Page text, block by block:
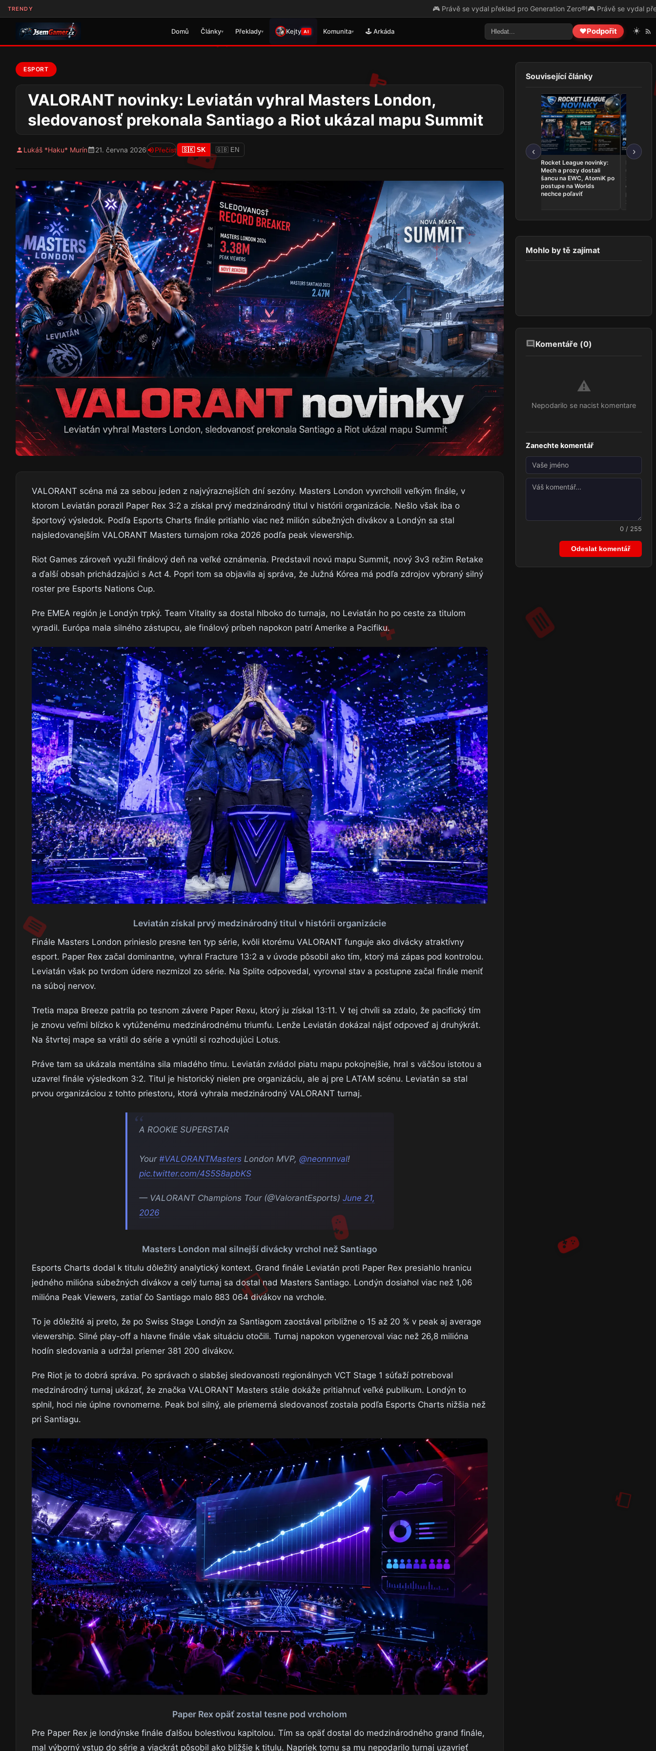
TRENDY 🎮 Právě se vydal překlad pro Generation Zero®!🎮 Právě se vydal překlad pro The Skin Stapler!🎮
Domů Články▾ Překlady▾ Kejty AI Komunita▾ 🕹️ Arkáda ❤️Podpořit ☀️
ESPORT
VALORANT novinky: Leviatán vyhral Masters London,
sledovanosť prekonala Santiago a Riot ukázal mapu Summit
Lukáš *Haku* Murín 21. června 2026 Přečíst 🇸🇰 SK 🇬🇧 EN
VALORANT scéna má za sebou jeden z najvýraznejších dní sezóny. Masters London vyvrcholil veľkým finále, v
ktorom Leviatán porazil Paper Rex 3:2 a získal prvý medzinárodný titul v histórii organizácie. Nešlo však iba o
športový výsledok. Podľa Esports Charts finále pritiahlo viac než milión súbežných divákov a Londýn sa stal
najsledovanejším VALORANT Masters turnajom roka 2026 podľa peak viewership.
Riot Games zároveň využil finálový deň na veľké oznámenia. Predstavil novú mapu Summit, nový 3v3 režim Retake
a ďalší obsah prichádzajúci s Act 4. Popri tom sa objavila aj správa, že Južná Kórea má podľa zdrojov vybraný silný
roster pre Esports Nations Cup.
Pre EMEA región je Londýn trpký. Team Vitality sa dostal hlboko do turnaja, no Leviatán ho po ceste za titulom
vyradil. Európa mala silného zástupcu, ale finálový príbeh napokon patrí Amerike a Pacifiku.
Leviatán získal prvý medzinárodný titul v histórii organizácie
Finále Masters London prinieslo presne ten typ série, kvôli ktorému VALORANT funguje ako divácky atraktívny
esport. Paper Rex začal dominantne, vyhral Fracture 13:2 a v úvode pôsobil ako tím, ktorý má zápas pod kontrolou.
Leviatán však po tvrdom údere nezmizol zo série. Na Splite odpovedal, vyrovnal stav a postupne začal finále meniť
na súboj nervov.
Tretia mapa Breeze patrila po tesnom závere Paper Rexu, ktorý ju získal 13:11. V tej chvíli sa zdalo, že pacifický tím
je znovu veľmi blízko k vytúženému medzinárodnému triumfu. Lenže Leviatán dokázal nájsť odpoveď aj druhýkrát.
Na štvrtej mape sa vrátil do série a vynútil si rozhodujúci Lotus.
Práve tam sa ukázala mentálna sila mladého tímu. Leviatán zvládol piatu mapu pokojnejšie, hral s väčšou istotou a
uzavrel finále výsledkom 3:2. Titul je historický nielen pre organizáciu, ale aj pre LATAM scénu. Leviatán sa stal
prvou organizáciou z tohto priestoru, ktorá vyhrala medzinárodný VALORANT turnaj.
A ROOKIE SUPERSTAR
Your #VALORANTMasters London MVP, @neonnnval!
pic.twitter.com/4S5S8apbKS
— VALORANT Champions Tour (@ValorantEsports) June 21,
2026
Masters London mal silnejší divácky vrchol než Santiago
Esports Charts dodal k titulu dôležitý analytický kontext. Grand finále Leviatán proti Paper Rex presiahlo hranicu
jedného milióna súbežných divákov a celý turnaj sa dostal nad Masters Santiago. Londýn dosiahol viac než 1,06
milióna Peak Viewers, zatiaľ čo Santiago malo 883 064 divákov na vrchole.
To je dôležité aj preto, že po Swiss Stage Londýn za Santiagom zaostával približne o 15 až 20 % v peak aj average
viewership. Silné play-off a hlavne finále však situáciu otočili. Turnaj napokon vygeneroval viac než 26,8 milióna
hodín sledovania a udržal priemer 381 200 divákov.
Pre Riot je to dobrá správa. Po správach o slabšej sledovanosti regionálnych VCT Stage 1 súťaží potreboval
medzinárodný turnaj ukázať, že značka VALORANT Masters stále dokáže pritiahnuť veľké publikum. Londýn to
splnil, hoci nie úplne rovnomerne. Peak bol silný, ale priemerná sledovanosť zostala podľa Esports Charts nižšia než
pri Santiagu.
Paper Rex opäť zostal tesne pod vrcholom
Pre Paper Rex je londýnske finále ďalšou bolestivou kapitolou. Tím sa opäť dostal do medzinárodného grand finále,
mal výborný vstup do série a viackrát pôsobil ako bližšie k titulu. Napriek tomu sa mu nepodarilo turnaj uzavrieť
Související články
‹
Dardoch sa vracia a
BoostGate dlhuje hráčom
Rocket League novinky:
Mech a prozy dostali
šancu na EWC, AtomiK po
postupe na Worlds
nechce poľaviť
udalosti
zahrá o
ovládli
predstavil
zostavu
›
Mohlo by tě zajímat
Komentáře (0)
⚠️
Nepodarilo se nacist komentare
Zanechte komentář
0 / 255
Odeslat komentář